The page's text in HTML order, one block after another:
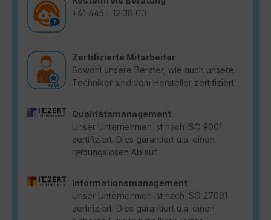
+41 445 - 12 38 00
Zertifizierte Mitarbeiter
Sowohl unsere Berater, wie auch unsere
Techniker sind vom Hersteller zertifiziert.
Qualitätsmanagement
Unser Unternehmen ist nach ISO 9001
zertifiziert. Dies garantiert u.a. einen
reibungslosen Ablauf.
Informationsmanagement
Unser Unternehmen ist nach ISO 27001
zertifiziert. Dies garantiert u.a. einen